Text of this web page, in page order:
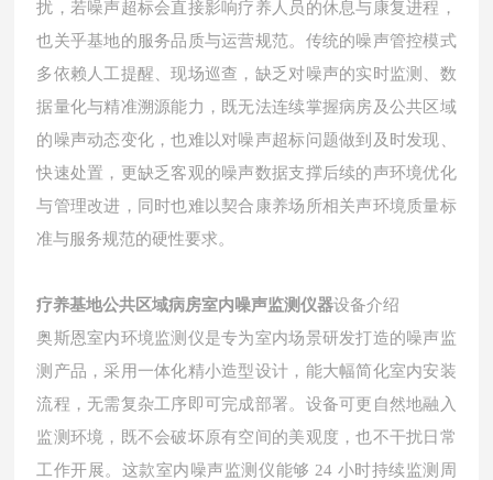
扰，若噪声超标会直接影响疗养人员的休息与康复进程，
也关乎基地的服务品质与运营规范。传统的噪声管控模式
多依赖人工提醒、现场巡查，缺乏对噪声的实时监测、数
据量化与精准溯源能力，既无法连续掌握病房及公共区域
的噪声动态变化，也难以对噪声超标问题做到及时发现、
快速处置，更缺乏客观的噪声数据支撑后续的声环境优化
与管理改进，同时也难以契合康养场所相关声环境质量标
准与服务规范的硬性要求。
疗养基地公共区域病房室内噪声监测仪器设备介绍
奥斯恩室内环境监测仪是专为室内场景研发打造的噪声监
测产品，采用一体化精小造型设计，能大幅简化室内安装
流程，无需复杂工序即可完成部署。设备可更自然地融入
监测环境，既不会破坏原有空间的美观度，也不干扰日常
工作开展。这款室内噪声监测仪能够 24 小时持续监测周